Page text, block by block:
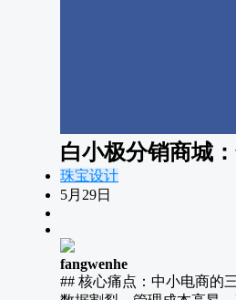
白小极分销商城
珠宝设计
5月29日
fangwenhe
## 核心痛点：中小电商的